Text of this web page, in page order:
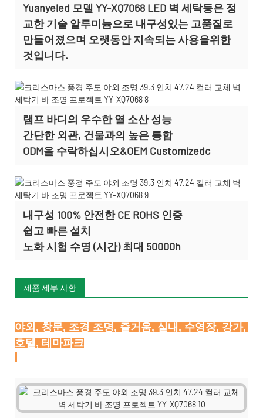
Yuanyeled 모델 YY-XQ7068 LED 벽 세탁등은 정
교한 기술 알루미늄으로 내구성있는 고품질로
만들어졌으며 오랫동안 지속되는 사용을위한
것입니다.
램프 바디의 우수한 열 소산 성능
간단한 외관, 건물과의 높은 통합
ODM을 수락하십시오&OEM Customizedc
내구성 100% 안전한 CE ROHS 인증
쉽고 빠른 설치
노화 시험 수명 (시간) 최대 50000h
제품 세부 사항
야외, 창문, 조경 조명, 즐거움, 실내, 수영장, 강가,